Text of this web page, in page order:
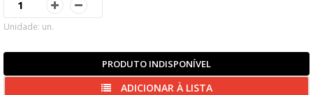
Unidade: un.
PRODUTO INDISPONÍVEL
ADICIONAR À LISTA